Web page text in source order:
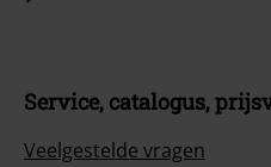
Service, catalogus,
Veelgestelde vragen